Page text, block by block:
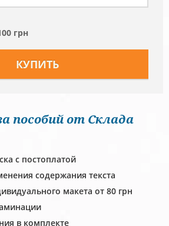
грн
пособий от Склада
с постоплатой
содержания текста
макета от 80 грн
в комплекте